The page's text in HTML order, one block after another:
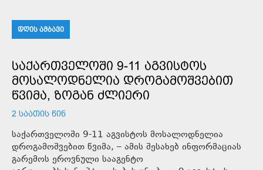
ᲓᲦᲘᲡ ᲐᲛᲑᲐᲕᲘ
ᲡᲐᲥᲐᲠᲗᲕᲔᲚᲝᲨᲘ 9-11 ᲐᲒᲕᲘᲡᲢᲝᲡ
ᲛᲝᲡᲐᲚᲝᲓᲜᲔᲚᲘᲐ ᲓᲠᲝᲒᲐᲛᲝᲨᲕᲔᲑᲘᲗ
ᲬᲕᲘᲛᲐ, ᲖᲝᲒᲐᲜ ᲫᲚᲘᲔᲠᲘ
2 ᲡᲐᲐᲗᲘᲡ ᲬᲘᲜ
საქართველოში 9-11 აგვისტოს მოსალოდნელია
დროგამოშვებით წვიმა, – ამის შესახებ ინფორმაციას
გარემოს ეროვნული სააგენტო